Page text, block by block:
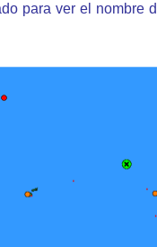
para ver el nombre